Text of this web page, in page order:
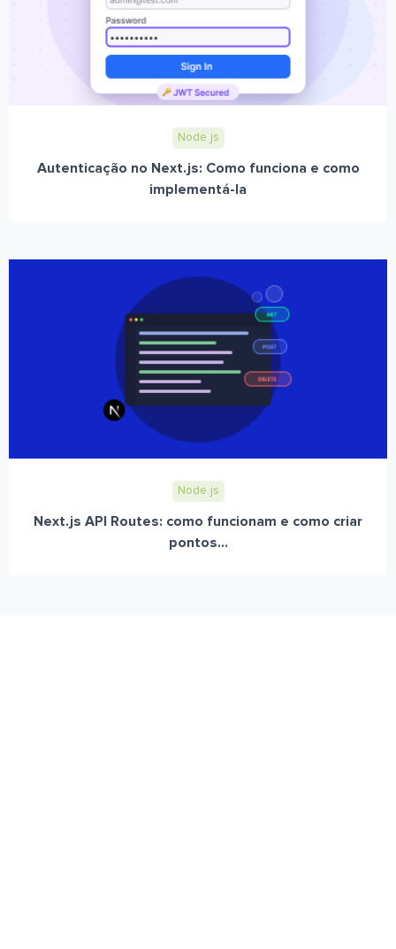
Node.js
Autenticação no Next.js: Como funciona e como
implementá-la
Node.js
Next.js API Routes: como funcionam e como criar
pontos...